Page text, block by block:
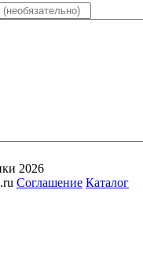
2026
Соглашение Каталог